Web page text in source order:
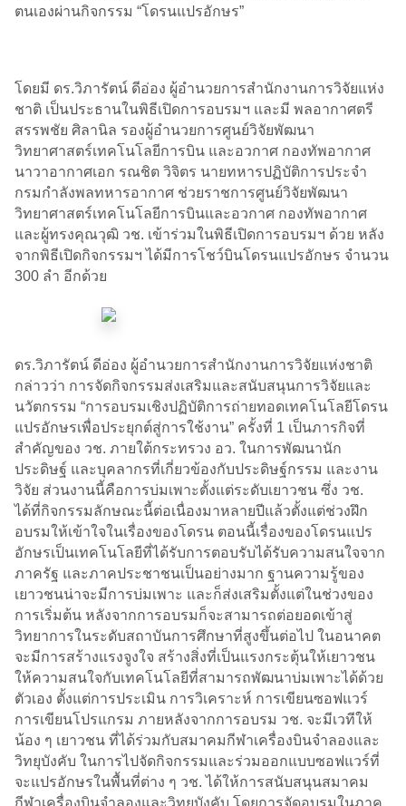
ตนเองผ่านกิจกรรม “โดรนแปรอักษร”
โดยมี ดร.วิภารัตน์ ดีอ่อง ผู้อำนวยการสำนักงานการวิจัยแห่ง
ชาติ เป็นประธานในพิธีเปิดการอบรมฯ และมี พลอากาศตรี
สรรพชัย ศิลานิล รองผู้อำนวยการศูนย์วิจัยพัฒนา
วิทยาศาสตร์เทคโนโลยีการบิน และอวกาศ กองทัพอากาศ
นาวาอากาศเอก รณชิต วิจิตร นายทหารปฏิบัติการประจำ
กรมกำลังพลทหารอากาศ ช่วยราชการศูนย์วิจัยพัฒนา
วิทยาศาสตร์เทคโนโลยีการบินและอวกาศ กองทัพอากาศ
และผู้ทรงคุณวุฒิ วช. เข้าร่วมในพิธีเปิดการอบรมฯ ด้วย หลัง
จากพิธีเปิดกิจกรรมฯ ได้มีการโชว์บินโดรนแปรอักษร จำนวน
300 ลำ อีกด้วย
ดร.วิภารัตน์ ดีอ่อง ผู้อำนวยการสำนักงานการวิจัยแห่งชาติ
กล่าวว่า การจัดกิจกรรมส่งเสริมและสนับสนุนการวิจัยและ
นวัตกรรม “การอบรมเชิงปฏิบัติการถ่ายทอดเทคโนโลยีโดรน
แปรอักษรเพื่อประยุกต์สู่การใช้งาน” ครั้งที่ 1 เป็นภารกิจที่
สำคัญของ วช. ภายใต้กระทรวง อว. ในการพัฒนานัก
ประดิษฐ์ และบุคลากรที่เกี่ยวข้องกับประดิษฐ์กรรม และงาน
วิจัย ส่วนงานนี้คือการบ่มเพาะตั้งแต่ระดับเยาวชน ซึ่ง วช.
ได้ที่กิจกรรมลักษณะนี้ต่อเนื่องมาหลายปีแล้วตั้งแต่ช่วงฝึก
อบรมให้เข้าใจในเรื่องของโดรน ตอนนี้เรื่องของโดรนแปร
อักษรเป็นเทคโนโลยีที่ได้รับการตอบรับได้รับความสนใจจาก
ภาครัฐ และภาคประชาชนเป็นอย่างมาก ฐานความรู้ของ
เยาวชนน่าจะมีการบ่มเพาะ และก็ส่งเสริมตั้งแต่ในช่วงของ
การเริ่มต้น หลังจากการอบรมก็จะสามารถต่อยอดเข้าสู่
วิทยาการในระดับสถาบันการศึกษาที่สูงขึ้นต่อไป ในอนาคต
จะมีการสร้างแรงจูงใจ สร้างสิ่งที่เป็นแรงกระตุ้นให้เยาวชน
ให้ความสนใจกับเทคโนโลยีที่สามารถพัฒนาบ่มเพาะได้ด้วย
ตัวเอง ตั้งแต่การประเมิน การวิเคราะห์ การเขียนซอฟแวร์
การเขียนโปรแกรม ภายหลังจากการอบรม วช. จะมีเวทีให้
น้อง ๆ เยาวชน ที่ได้ร่วมกับสมาคมกีฬาเครื่องบินจำลองและ
วิทยุบังคับ ในการไปจัดกิจกรรมและร่วมออกแบบซอฟแวร์ที่
จะแปรอักษรในพื้นที่ต่าง ๆ วช. ได้ให้การสนับสนุนสมาคม